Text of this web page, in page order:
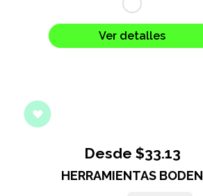
Mascotas
Ver detalles
Desde $33.13
HERRAMIENTAS BODEN